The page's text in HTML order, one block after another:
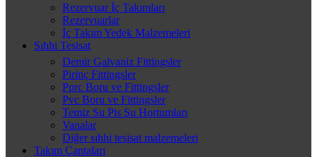
Rezervuar İç Takımları
Rezervuarlar
İç Takım Yedek Malzemeleri
Sıhhi Tesisat
Demir Galvaniz Fittingsler
Pirinç Fittingsler
Pprc Boru ve Fittingsler
Pvc Boru ve Fittingsler
Temiz Su Pis Su Hortumları
Vanalar
Diğer sıhhi tesisat malzemeleri
Takım Çantaları